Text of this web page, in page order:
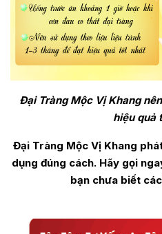
Đại Tràng Mộc Vị Khang
hiệu quả
Đại Tràng Mộc Vị Khang
dụng đúng cách. Hãy gọi
bạn chưa biết